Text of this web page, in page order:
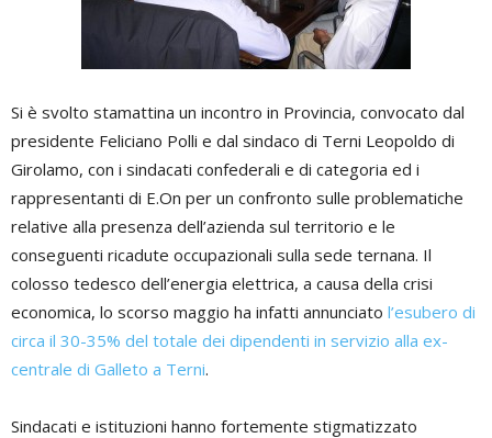
Si è svolto stamattina un incontro in Provincia, convocato dal
presidente Feliciano Polli e dal sindaco di Terni Leopoldo di
Girolamo, con i sindacati confederali e di categoria ed i
rappresentanti di E.On per un confronto sulle problematiche
relative alla presenza dell’azienda sul territorio e le
conseguenti ricadute occupazionali sulla sede ternana. Il
colosso tedesco dell’energia elettrica, a causa della crisi
economica, lo scorso maggio ha infatti annunciato l’esubero di
circa il 30-35% del totale dei dipendenti in servizio alla ex-
centrale di Galleto a Terni.
Sindacati e istituzioni hanno fortemente stigmatizzato